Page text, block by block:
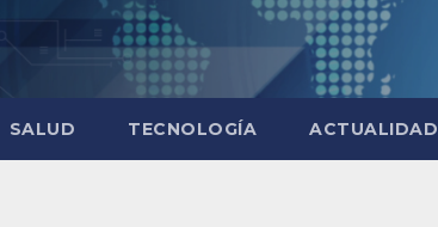
SALUD TECNOLOGÍA ACTUALIDAD